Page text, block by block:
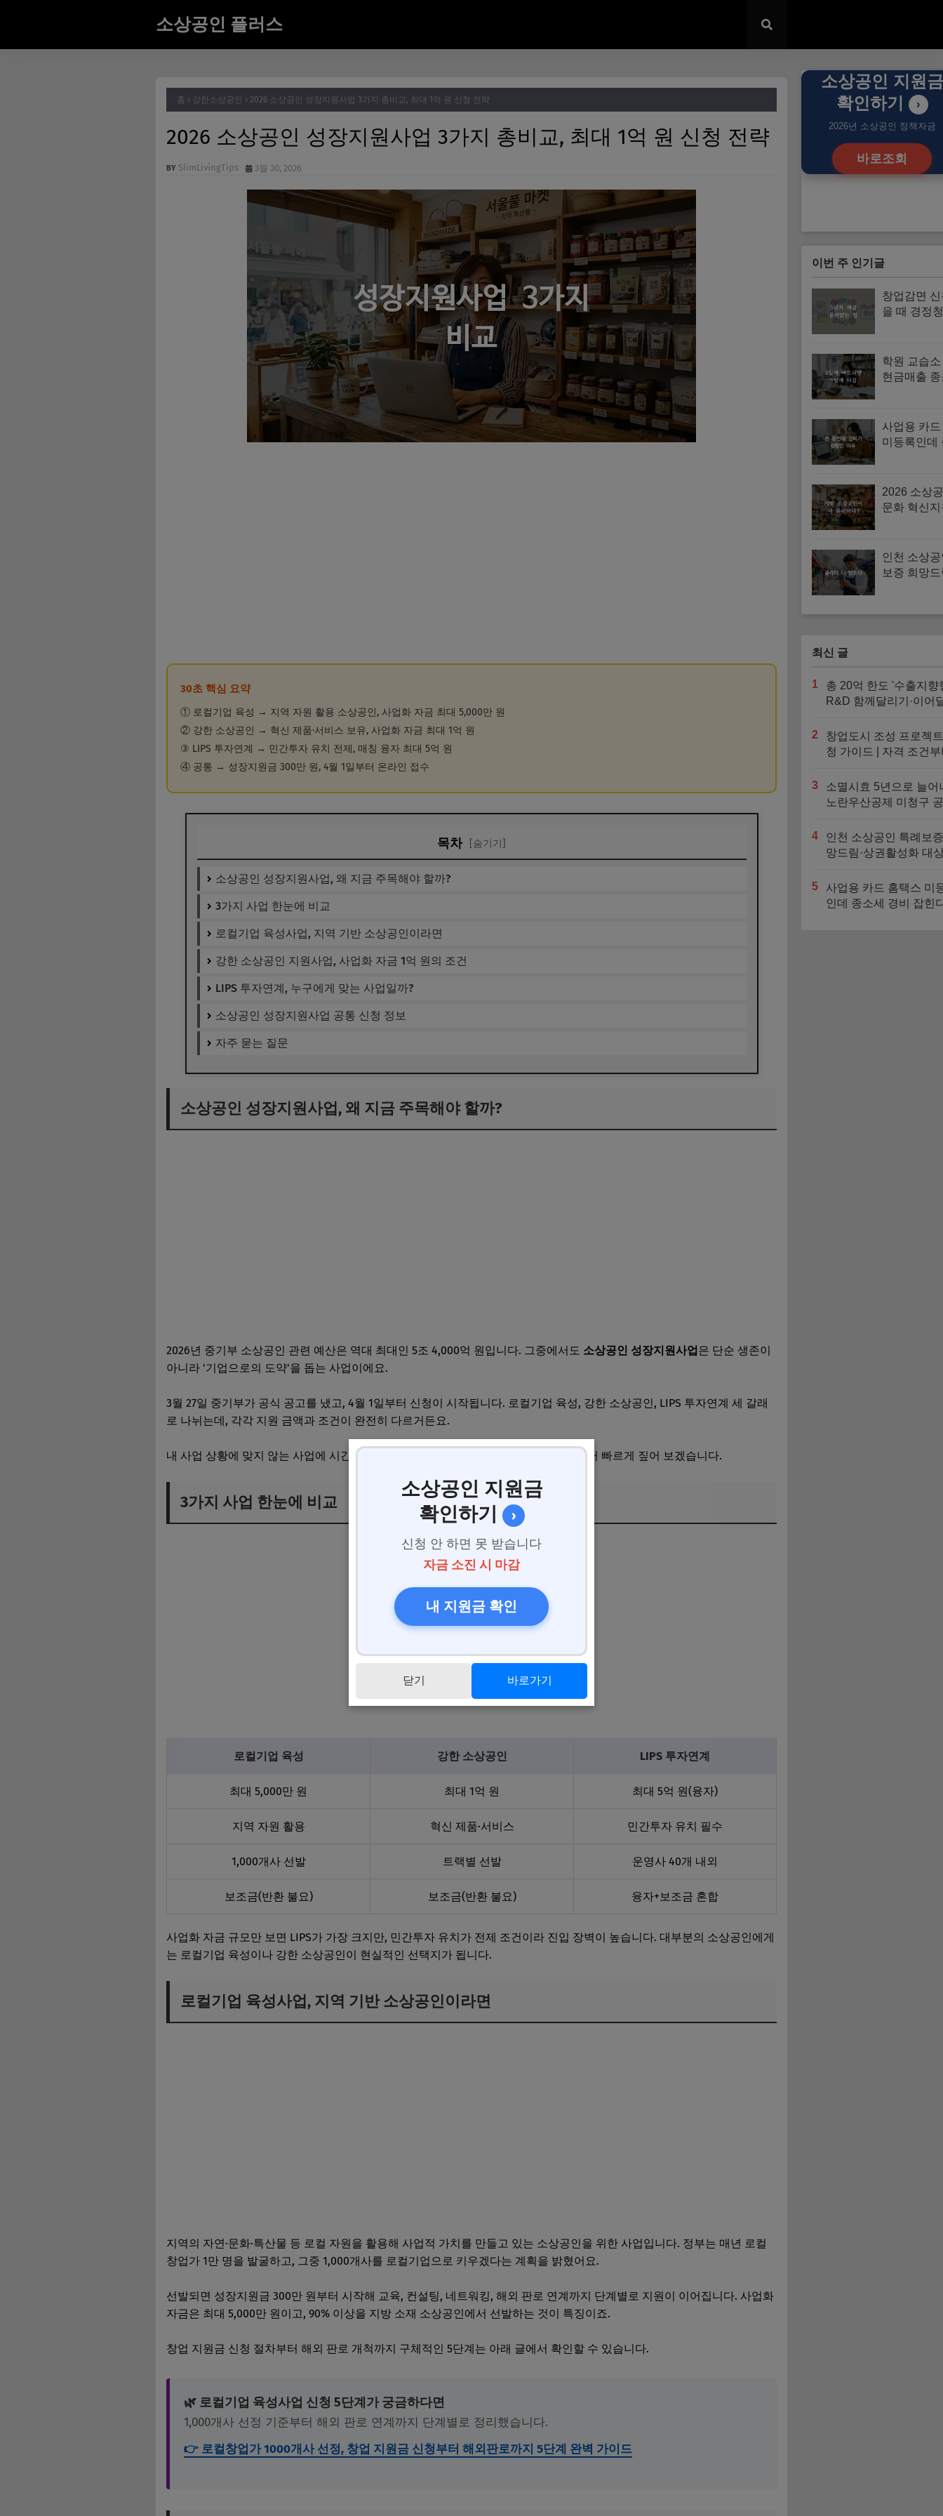
소상공인 플러스
홈 강한소상공인 2026 소상공인 성장지원사업 3가지 총비교, 최대 1억 원 신청 전략
2026 소상공인 성장지원사업 3가지 총비교, 최대 1억 원 신청 전략
SlimLivingTips 3월 30, 2026
30초 핵심 요약
① 로컬기업 육성 → 지역 자원 활용 소상공인, 사업화 자금 최대 5,000만 원
② 강한 소상공인 → 혁신 제품·서비스 보유, 사업화 자금 최대 1억 원
③ LIPS 투자연계 → 민간투자 유치 전제, 매칭 융자 최대 5억 원
④ 공통 → 성장지원금 300만 원, 4월 1일부터 온라인 접수
목차 [숨기기]
소상공인 성장지원사업, 왜 지금 주목해야 할까?
3가지 사업 한눈에 비교
로컬기업 육성사업, 지역 기반 소상공인이라면
강한 소상공인 지원사업, 사업화 자금 1억 원의 조건
LIPS 투자연계, 누구에게 맞는 사업일까?
소상공인 성장지원사업 공통 신청 정보
자주 묻는 질문
소상공인 성장지원사업, 왜 지금 주목해야 할까?
2026년 중기부 소상공인 관련 예산은 역대 최대인 5조 4,000억 원입니다. 그중에서도 소상공인 성장지원사업은 단순 생존이
아니라 '기업으로의 도약'을 돕는 사업이에요.
3월 27일 중기부가 공식 공고를 냈고, 4월 1일부터 신청이 시작됩니다. 로컬기업 육성, 강한 소상공인, LIPS 투자연계 세 갈래
로 나뉘는데, 각각 지원 금액과 조건이 완전히 다르거든요.
내 사업 상황에 맞지 않는 사업에 시간을 쓰면 기회를 놓칩니다. 세 사업의 핵심 차이부터 빠르게 짚어 보겠습니다.
3가지 사업 한눈에 비교
로컬기업 육성 강한 소상공인 LIPS 투자연계
최대 5,000만 원 최대 1억 원 최대 5억 원(융자)
지역 자원 활용 혁신 제품·서비스 민간투자 유치 필수
1,000개사 선발 트랙별 선발 운영사 40개 내외
보조금(반환 불요) 보조금(반환 불요) 융자+보조금 혼합
사업화 자금 규모만 보면 LIPS가 가장 크지만, 민간투자 유치가 전제 조건이라 진입 장벽이 높습니다. 대부분의 소상공인에게
는 로컬기업 육성이나 강한 소상공인이 현실적인 선택지가 됩니다.
로컬기업 육성사업, 지역 기반 소상공인이라면
지역의 자연·문화·특산물 등 로컬 자원을 활용해 사업적 가치를 만들고 있는 소상공인을 위한 사업입니다. 정부는 매년 로컬
창업가 1만 명을 발굴하고, 그중 1,000개사를 로컬기업으로 키우겠다는 계획을 밝혔어요.
선발되면 성장지원금 300만 원부터 시작해 교육, 컨설팅, 네트워킹, 해외 판로 연계까지 단계별로 지원이 이어집니다. 사업화
자금은 최대 5,000만 원이고, 90% 이상을 지방 소재 소상공인에서 선발하는 것이 특징이죠.
창업 지원금 신청 절차부터 해외 판로 개척까지 구체적인 5단계는 아래 글에서 확인할 수 있습니다.
🌿 로컬기업 육성사업 신청 5단계가 궁금하다면
1,000개사 선정 기준부터 해외 판로 연계까지 단계별로 정리했습니다.
👉 로컬창업가 1000개사 선정, 창업 지원금 신청부터 해외판로까지 5단계 완벽 가이드
소상공인 지원금
확인하기
›
2026년 소상공인 정책자금
바로조회
소상공인 지원금
확인하기
›
신청 안 하면 못 받습니다
자금 소진 시 마감
내 지원금 확인
닫기 바로가기
이번 주 인기글
창업감면
을 때 경정
학원 교습
현금매출
사업용 카
미등록인데
2026 소상
문화 혁신
인천 소상
보증 희망드
최신 글
1
총 20억 한도 '수출지향
R&D 함께달리기·이어
2
창업도시 조성 프로젝
청 가이드 | 자격 조건
3
소멸시효 5년으로 늘어
노란우산공제 미청구
4
인천 소상공인 특례보
망드림·상권활성화 대
5
사업용 카드 홈택스 미
인데 종소세 경비 잡힌